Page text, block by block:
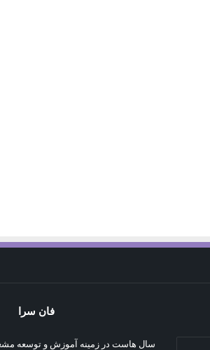
فان سرا
سال هاست در زمینه آموزش و توسعه